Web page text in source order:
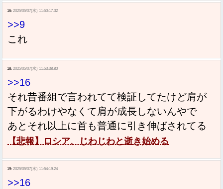
16: 2025/05/07(水) 11:50:17.32
>>9
これ
18: 2025/05/07(水) 11:53:38.80
>>16
それ昔番組で言われてて検証してたけど肩が
下がるわけやなくて肩が成長しないんやで
あとそれ以上に首も普通に引き伸ばされてる
【悲報】ロシア、じわじわと逝き始める
19: 2025/05/07(水) 11:54:19.24
>>16